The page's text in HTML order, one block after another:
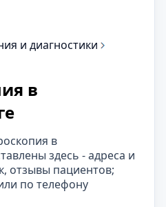
и диагностики
в
в
здесь - адреса и
отзывы пациентов;
по телефону